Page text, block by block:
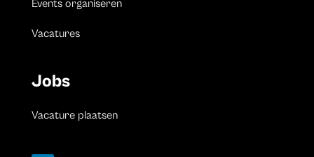
Events organiseren
Vacatures
Jobs
Vacature plaatsen